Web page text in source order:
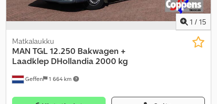
1 / 15
Geffen 1 664 km
Matkalaukku
MAN TGL 12.250 Bakwagen +
Laadklep DHollandia 2000 kg